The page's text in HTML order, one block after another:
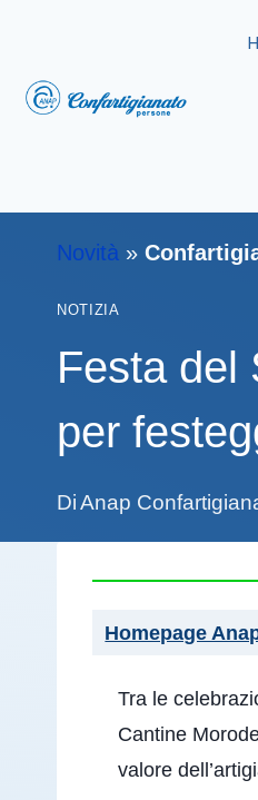
Novità »
NOTIZIA
Festa del
per
DiAnap
Homepage
Tra le
Cantine
valore